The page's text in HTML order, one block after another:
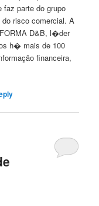
faz parte do grupo
risco comercial. A
D&B, l�der
h� mais de 100
financeira,